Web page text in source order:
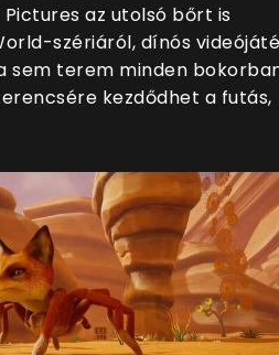
az utolsó bőrt is
szériáról, dínós
sem terem minden
kezdődhet a futás,